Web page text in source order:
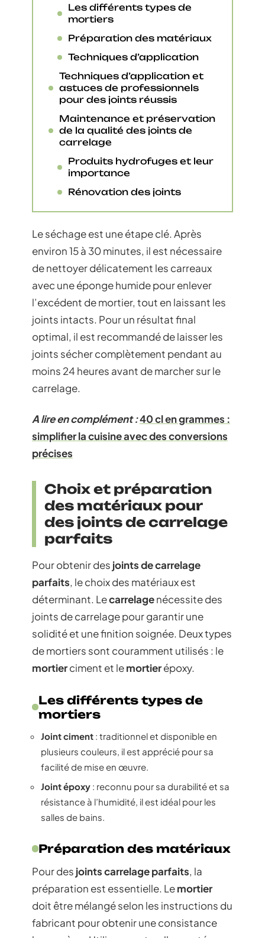
Les différents types de
mortiers
Préparation des matériaux
Techniques d’application
Techniques d’application et
astuces de professionnels
pour des joints réussis
Maintenance et préservation
de la qualité des joints de
carrelage
Produits hydrofuges et leur
importance
Rénovation des joints
Le séchage est une étape clé. Après
environ 15 à 30 minutes, il est nécessaire
de nettoyer délicatement les carreaux
avec une éponge humide pour enlever
l’excédent de mortier, tout en laissant les
joints intacts. Pour un résultat final
optimal, il est recommandé de laisser les
joints sécher complètement pendant au
moins 24 heures avant de marcher sur le
carrelage.
A lire en complément :40 cl en grammes :
simplifier la cuisine avec des conversions
précises
Choix et préparation
des matériaux pour
des joints de carrelage
parfaits
Pour obtenir des joints de carrelage
parfaits, le choix des matériaux est
déterminant. Lecarrelagenécessite des
joints de carrelage pour garantir une
solidité et une finition soignée. Deux types
de mortiers sont couramment utilisés : le
mortierciment et lemortierépoxy.
Les différents types de
mortiers
Joint ciment : traditionnel et disponible en
plusieurs couleurs, il est apprécié pour sa
facilité de mise en œuvre.
Joint époxy : reconnu pour sa durabilité et sa
résistance à l’humidité, il est idéal pour les
salles de bains.
Préparation des matériaux
Pour des joints carrelage parfaits, la
préparation est essentielle. Lemortier
doit être mélangé selon les instructions du
fabricant pour obtenir une consistance